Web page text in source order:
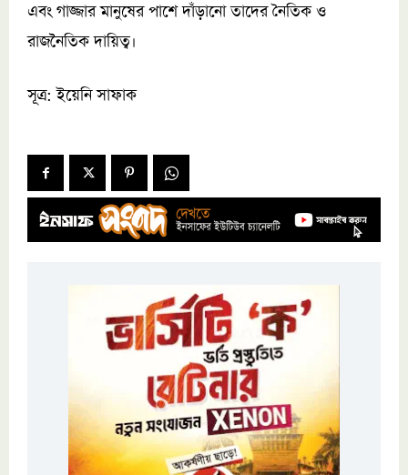
এবং গাজ্জার মানুষের পাশে দাঁড়ানো তাদের নৈতিক ও
রাজনৈতিক দায়িত্ব।
সূত্র: ইয়েনি সাফাক